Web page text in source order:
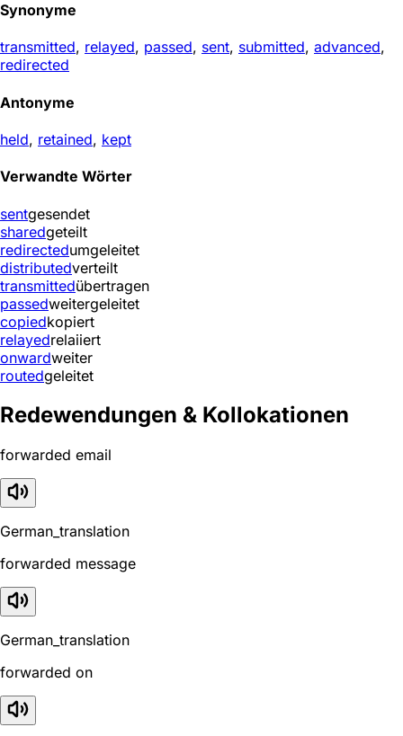
Synonyme
transmitted, relayed, passed, sent, submitted, advanced,
redirected
Antonyme
held, retained, kept
Verwandte Wörter
sentgesendet
sharedgeteilt
redirectedumgeleitet
distributedverteilt
transmittedübertragen
passedweitergeleitet
copiedkopiert
relayedrelaiiert
onwardweiter
routedgeleitet
Redewendungen & Kollokationen
forwarded email
German_translation
forwarded message
German_translation
forwarded on